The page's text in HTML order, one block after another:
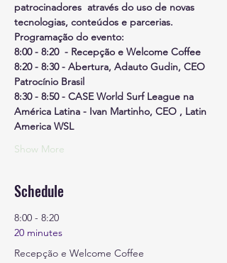
patrocinadores  através do uso de novas
tecnologias, conteúdos e parcerias.
Programação do evento:
8:00 - 8:20  - Recepção e Welcome Coffee
8:20 - 8:30 - Abertura, Adauto Gudin, CEO
Patrocínio Brasil
8:30 - 8:50 - CASE World Surf League na
América Latina - Ivan Martinho, CEO , Latin
America WSL
Show More
Schedule
8:00 - 8:20
20 minutes
Recepção e Welcome Coffee